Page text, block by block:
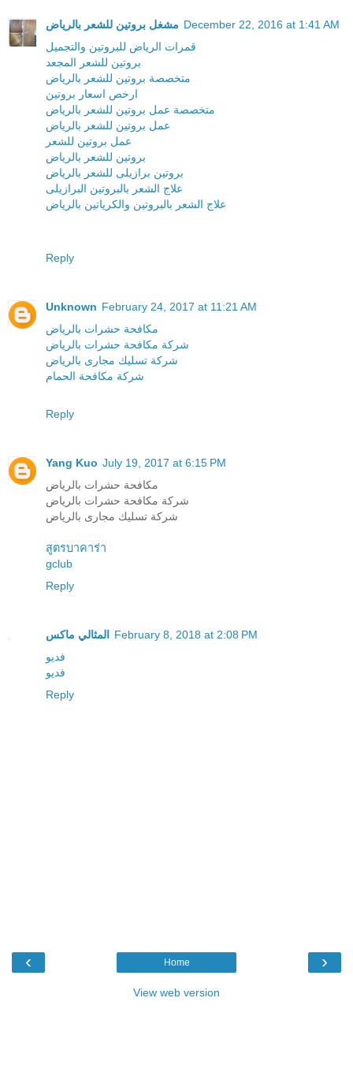
مشغل بروتين للشعر بالرياض December 22, 2016 at 1:41 AM
قمرات الرياض للبروتين والتجميل
بروتين للشعر المجعد
متخصصة بروتين للشعر بالرياض
ارخص اسعار بروتين
متخصصة عمل بروتين للشعر بالرياض
عمل بروتين للشعر بالرياض
عمل بروتين للشعر
بروتين للشعر بالرياض
بروتين برازيلى للشعر بالرياض
علاج الشعر بالبروتين البرازيلى
علاج الشعر بالبروتين والكرياتين بالرياض
Reply
Unknown February 24, 2017 at 11:21 AM
مكافحة حشرات بالرياض
شركة مكافحة حشرات بالرياض
شركة تسليك مجارى بالرياض
شركة مكافحة الحمام
Reply
Yang Kuo July 19, 2017 at 6:15 PM
مكافحة حشرات بالرياض
شركة مكافحة حشرات بالرياض
شركة تسليك مجارى بالرياض
สูตรบาคาร่า
gclub
Reply
المثالي ماكس February 8, 2018 at 2:08 PM
فديو
فديو
Reply
‹ ›
Home
View web version